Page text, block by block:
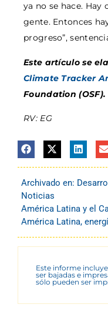
ya no se hace. Hay
gente. Entonces
progreso”,
Este artículo se
Climate Tracker
Foundation (OSF).
RV: EG
Archivado en:
Noticias
América Latina y el
América Latina,
Este informe
ser bajadas e
sólo pueden ser